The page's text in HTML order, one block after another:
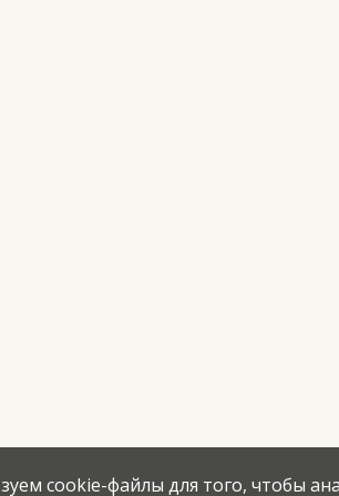
cookie-файлы для того, чтобы